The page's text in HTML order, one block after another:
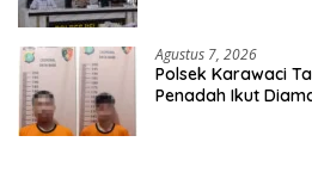
Agustus 7, 2026
Polsek Karawaci
Penadah Ikut